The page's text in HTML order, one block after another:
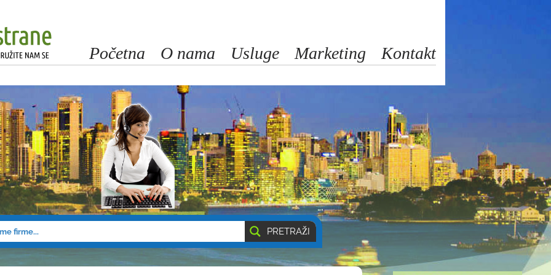
Početna O nama Usluge Marketing Kontakt
PRETRAŽI